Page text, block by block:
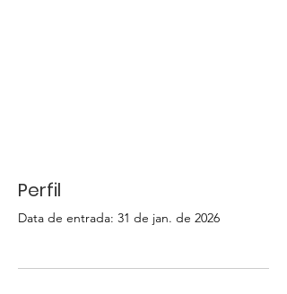
Perfil
Data de entrada: 31 de jan. de 2026